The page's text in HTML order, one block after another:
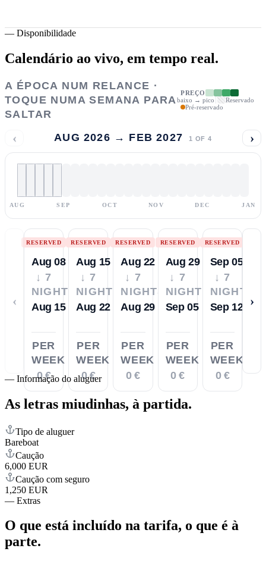
— Disponibilidade
Calendário ao vivo, em tempo real.
A ÉPOCA NUM RELANCE ·
TOQUE NUMA SEMANA PARA
SALTAR
PREÇO
baixo → pico
Reservado
Pré-reservado
‹ AUG 2026 → FEB 2027 1 OF 4 ›
AUG SEP OCT NOV DEC JAN
‹
RESERVED
Aug 08
↓ 7
NIGHTS
Aug 15
PER
WEEK
0 €
RESERVED
Aug 15
↓ 7
NIGHTS
Aug 22
PER
WEEK
0 €
RESERVED
Aug 22
↓ 7
NIGHTS
Aug 29
PER
WEEK
0 €
RESERVED
Aug 29
↓ 7
NIGHTS
Sep 05
PER
WEEK
0 €
RESERVED
Sep 05
↓ 7
NIGHTS
Sep 12
PER
WEEK
0 €
›
— Informação do aluguer
As letras miudinhas, à partida.
Tipo de aluguer
Bareboat
Caução
6,000 EUR
Caução com seguro
1,250 EUR
— Extras
O que está incluído na tarifa, o que é à
parte.